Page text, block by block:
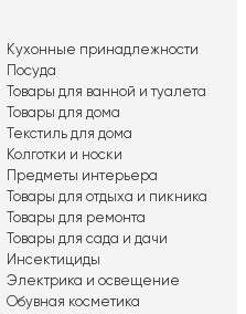
Кухонные принадлежности
Посуда
Товары для ванной и туалета
Товары для дома
Текстиль для дома
Колготки и носки
Предметы интерьера
Товары для отдыха и пикника
Товары для ремонта
Товары для сада и дачи
Инсектициды
Электрика и освещение
Обувная косметика